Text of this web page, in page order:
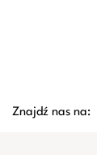
Znajdź nas na: